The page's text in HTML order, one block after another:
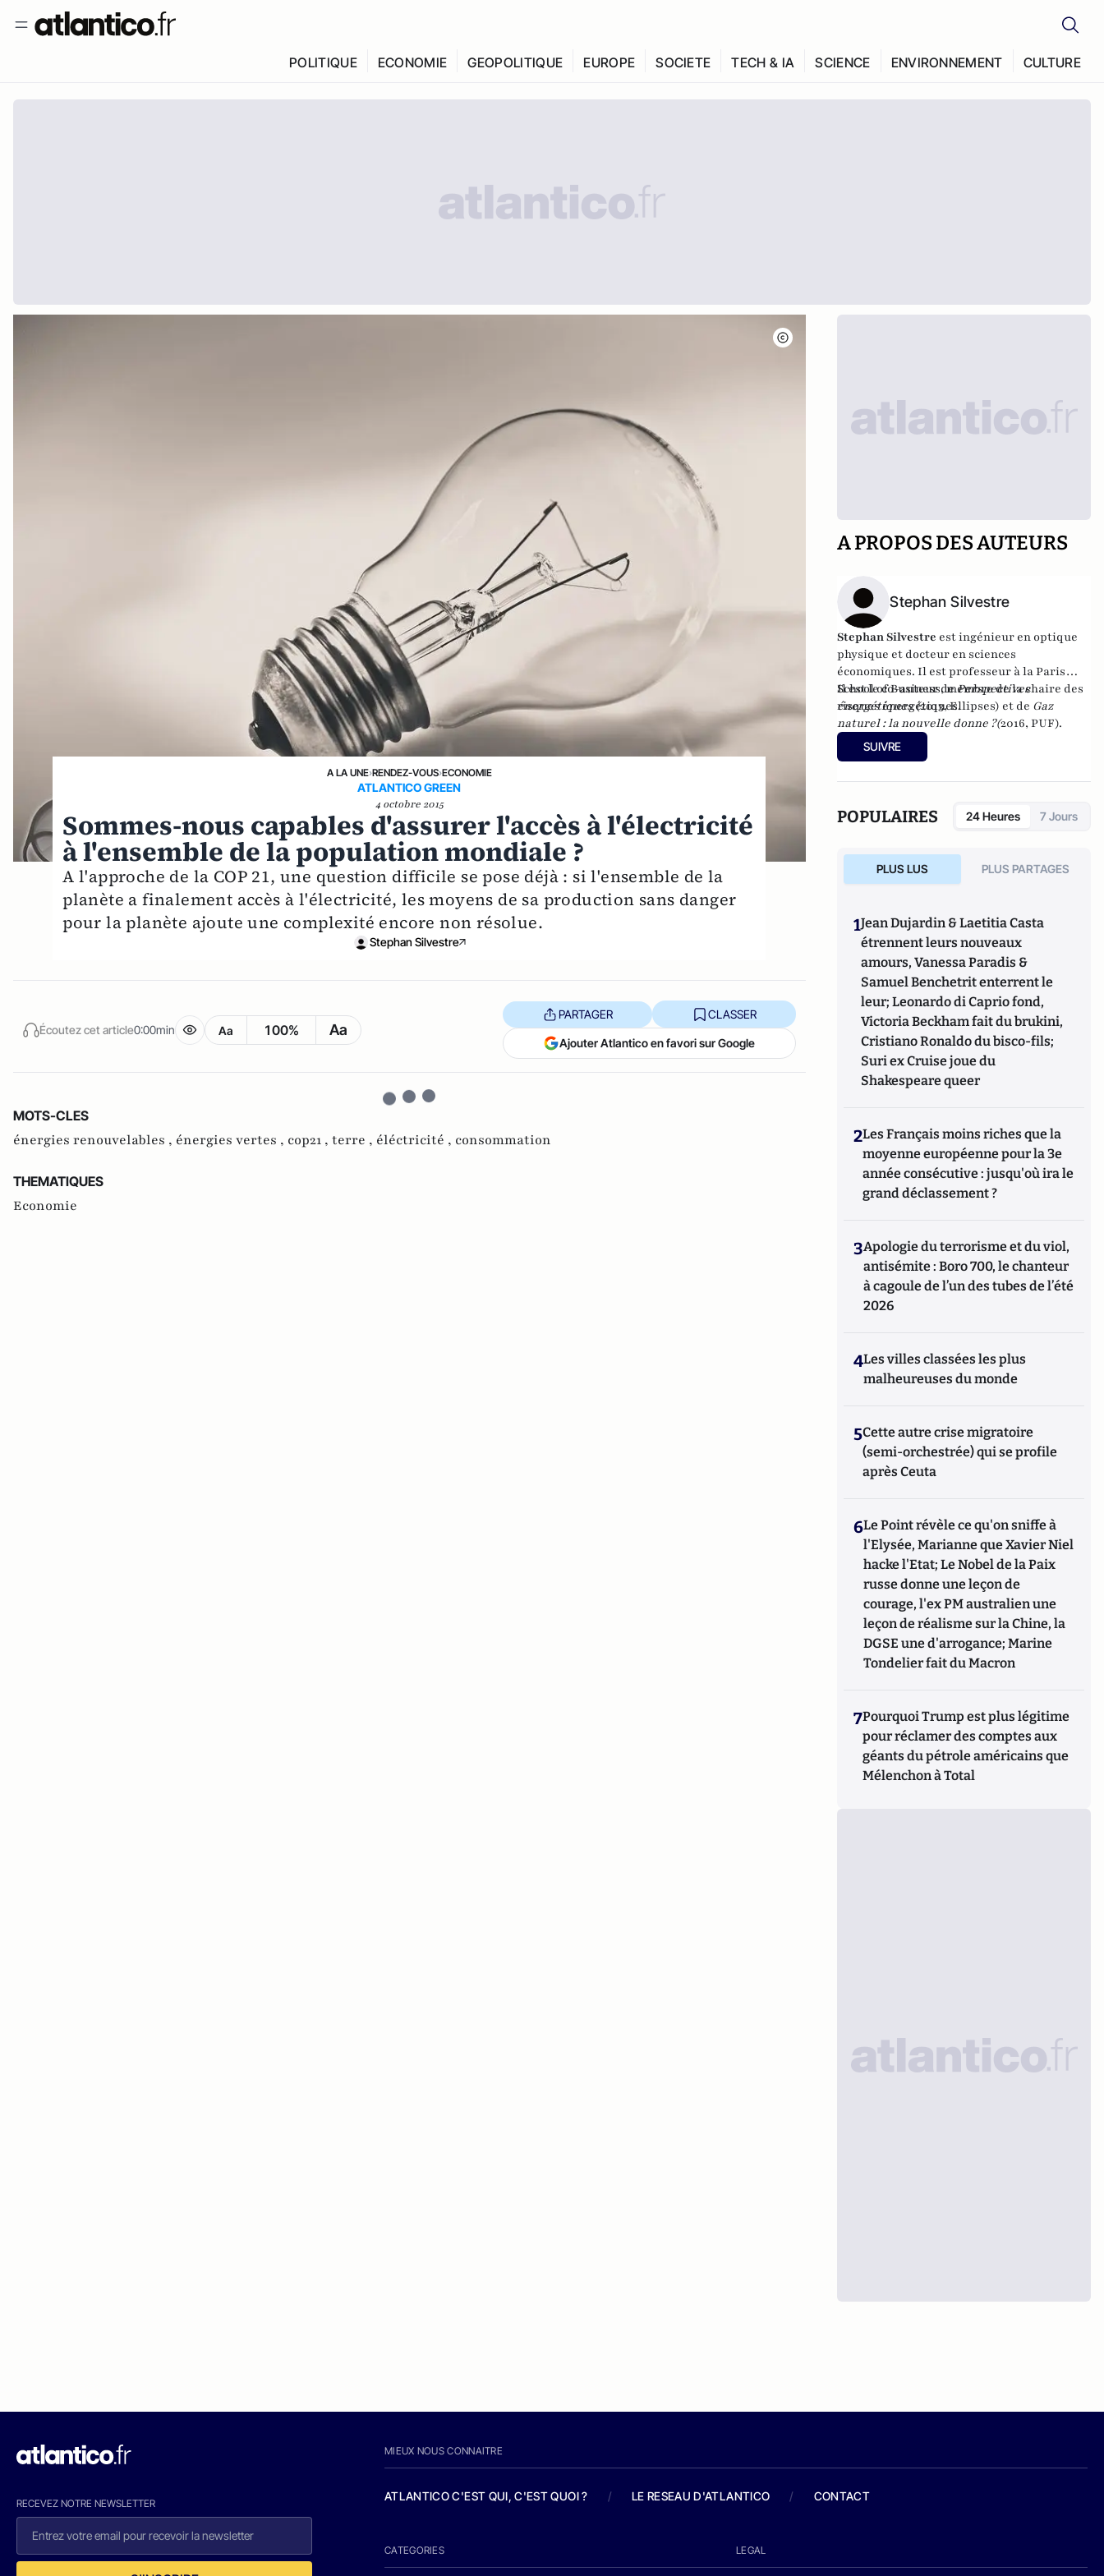
POLITIQUE ECONOMIE GEOPOLITIQUE EUROPE SOCIETE TECH & IA SCIENCE ENVIRONNEMENT CULTURE
A LA UNE›RENDEZ-VOUS›ECONOMIE
ATLANTICO GREEN
4 octobre 2015
Sommes-nous capables d'assurer l'accès à l'électricité
à l'ensemble de la population mondiale ?
A l'approche de la COP 21, une question difficile se pose déjà : si l'ensemble de la
planète a finalement accès à l'électricité, les moyens de sa production sans danger
pour la planète ajoute une complexité encore non résolue.
Stephan Silvestre
Écoutez cet article0:00min Aa 100% Aa
PARTAGER CLASSER
Ajouter Atlantico en favori sur Google
MOTS-CLES
énergies renouvelables , énergies vertes , cop21 , terre , éléctricité , consommation
THEMATIQUES
Economie
A PROPOS DES AUTEURS
Stephan Silvestre
Stephan Silvestre est ingénieur en optique
physique et docteur en sciences
économiques. Il est professeur à la Paris
School of Business, membre de la chaire des
risques énergétiques.
Il est le co-auteur dePerspectives
énergétiques (2013, Ellipses) et de Gaz
naturel : la nouvelle donne ?(2016, PUF).
SUIVRE
POPULAIRES 24 Heures 7 Jours
PLUS LUS PLUS PARTAGES
1Jean Dujardin & Laetitia Casta
étrennent leurs nouveaux
amours, Vanessa Paradis &
Samuel Benchetrit enterrent le
leur; Leonardo di Caprio fond,
Victoria Beckham fait du brukini,
Cristiano Ronaldo du bisco-fils;
Suri ex Cruise joue du
Shakespeare queer
2Les Français moins riches que la
moyenne européenne pour la 3e
année consécutive : jusqu'où ira le
grand déclassement ?
3Apologie du terrorisme et du viol,
antisémite : Boro 700, le chanteur
à cagoule de l’un des tubes de l’été
2026
4Les villes classées les plus
malheureuses du monde
5Cette autre crise migratoire
(semi-orchestrée) qui se profile
après Ceuta
6Le Point révèle ce qu'on sniffe à
l'Elysée, Marianne que Xavier Niel
hacke l'Etat; Le Nobel de la Paix
russe donne une leçon de
courage, l'ex PM australien une
leçon de réalisme sur la Chine, la
DGSE une d'arrogance; Marine
Tondelier fait du Macron
7Pourquoi Trump est plus légitime
pour réclamer des comptes aux
géants du pétrole américains que
Mélenchon à Total
RECEVEZ NOTRE NEWSLETTER
MIEUX NOUS CONNAITRE
ATLANTICO C'EST QUI, C'EST QUOI ? / LE RESEAU D'ATLANTICO / CONTACT
CATEGORIES LEGAL